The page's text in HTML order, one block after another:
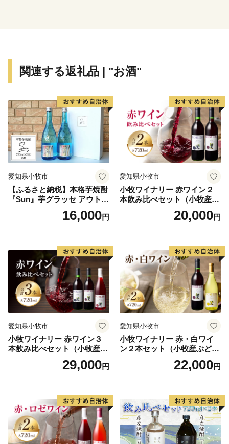
関連する返礼品 | "お酒"
愛知県小牧市
【ふるさと納税】本格芋焼酎
『Sun』芋グラッセ アウトド
ア ソロキャンプ ベランピン
グ 巣ごもり 就労支援16,000円
愛知県小牧市
小牧ワイナリー 赤ワイン２
本飲み比べセット（小牧産ぶ
どう100％使用）20,000円
愛知県小牧市
小牧ワイナリー 赤ワイン３
本飲み比べセット（小牧産ぶ
どう100％使用）29,000円
愛知県小牧市
小牧ワイナリー 赤・白ワイ
ン２本セット（小牧産ぶどう
22,000円